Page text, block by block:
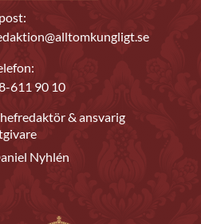
611 90 10
& ansvarig
Nyhlén